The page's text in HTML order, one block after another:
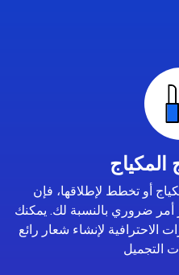
المكياج
أو تخطط لإطلاقها، فإن
ضروري بالنسبة لك. يمكنك
الاحترافية لإنشاء شعار رائع